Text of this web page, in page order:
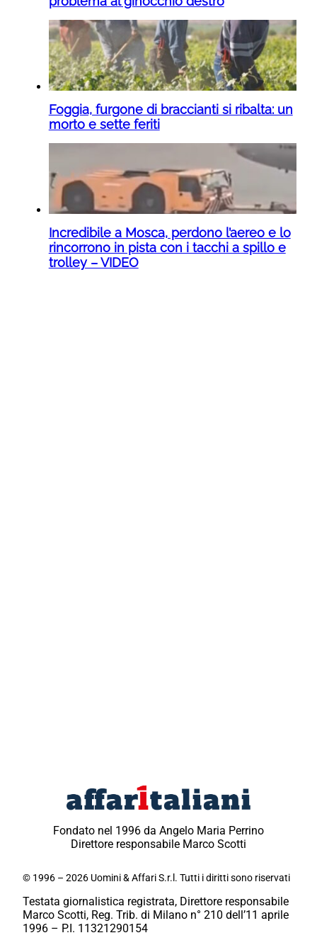
Foggia, furgone di braccianti si ribalta: un
morto e sette feriti
Incredibile a Mosca, perdono l’aereo e lo
rincorrono in pista con i tacchi a spillo e
trolley – VIDEO
Fondato nel 1996 da Angelo Maria Perrino
Direttore responsabile Marco Scotti
© 1996 – 2026 Uomini & Affari S.r.l. Tutti i diritti sono riservati
Testata giornalistica registrata, Direttore responsabile
Marco Scotti, Reg. Trib. di Milano n° 210 dell’11 aprile
1996 – P.I. 11321290154